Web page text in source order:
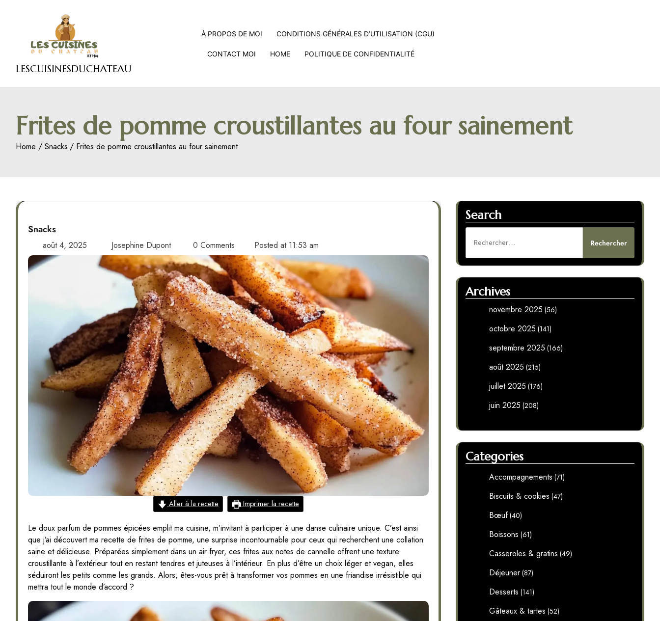
LESCUISINESDUCHATEAU
À PROPOS DE MOI CONDITIONS GÉNÉRALES D’UTILISATION (CGU)
CONTACT MOI HOME POLITIQUE DE CONFIDENTIALITÉ
Frites de pomme croustillantes au four sainement
Home Snacks Frites de pomme croustillantes au four sainement
Snacks
août 4, 2025 Josephine Dupont 0 Comments Posted at 11:53 am
Aller à la recette Imprimer la recette
Le doux parfum de pommes épicées emplit ma cuisine, m’invitant à participer à une danse culinaire unique. C’est ainsi
que j’ai découvert ma recette de frites de pomme, une surprise incontournable pour ceux qui recherchent une collation
saine et délicieuse. Préparées simplement dans un air fryer, ces frites aux notes de cannelle offrent une texture
croustillante à l’extérieur tout en restant tendres et juteuses à l’intérieur. En plus d’être un choix léger et vegan, elles
séduiront les petits comme les grands. Alors, êtes-vous prêt à transformer vos pommes en une friandise irrésistible qui
mettra tout le monde d’accord ?
Search
Archives
novembre 2025 (56)
octobre 2025 (141)
septembre 2025 (166)
août 2025 (215)
juillet 2025 (176)
juin 2025 (208)
Categories
Accompagnements (71)
Biscuits & cookies (47)
Bœuf (40)
Boissons (61)
Casseroles & gratins (49)
Déjeuner (87)
Desserts (141)
Gâteaux & tartes (52)